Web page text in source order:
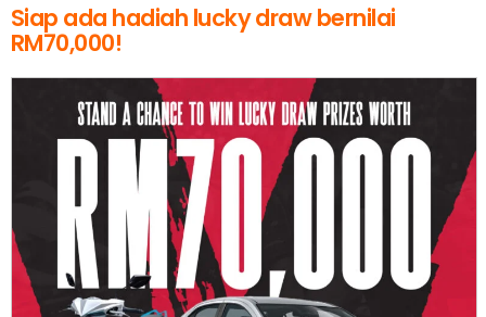
Siap ada hadiah lucky draw bernilai
RM70,000!